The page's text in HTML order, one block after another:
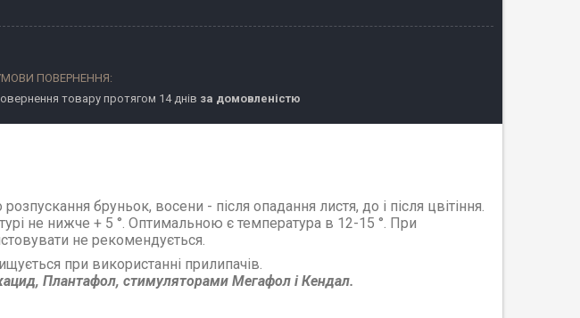
товару протягом 14 днів за домовленістю
бруньок, восени - після опадання листя, до і після цвітіння.
не нижче + 5 °. Оптимальною є температура в 12-15 °. При
не рекомендується.
при використанні прилипачів.
Плантафол, стимуляторами Мегафол і Кендал.